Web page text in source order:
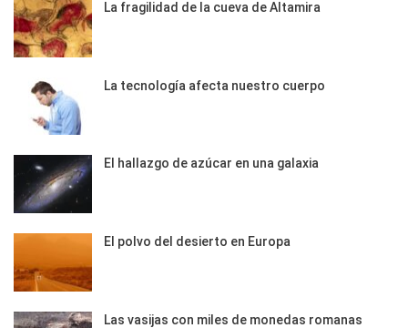
La fragilidad de la cueva de Altamira
La tecnología afecta nuestro cuerpo
El hallazgo de azúcar en una galaxia
El polvo del desierto en Europa
Las vasijas con miles de monedas romanas